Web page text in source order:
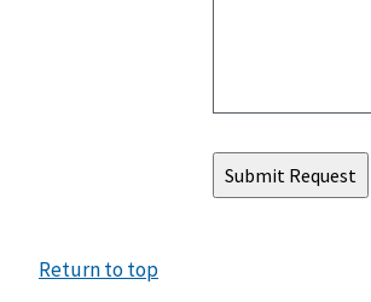
Return to top